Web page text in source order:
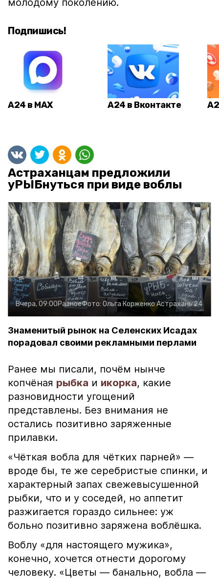
молодому поколению.
Подпишись!
А24 в MAX А24 в Вконтакте
Астраханцам предложили
уРЫБнуться при виде воблы
Вчера, 09:00РазноеФото: Ольга КорженкоАстрахань 24
Знаменитый рынок на Селенских Исадах
порадовал своими рекламными перлами
Ранее мы писали, почём нынче
копчёная рыбка и икорка, какие
разновидности угощений
представлены. Без внимания не
остались позитивно заряженные
прилавки.
«Чёткая вобла для чётких парней» —
вроде бы, те же серебристые спинки, и
характерный запах свежевысушенной
рыбки, что и у соседей, но аппетит
разжигается гораздо сильнее: уж
больно позитивно заряжена воблёшка.
Воблу «для настоящего мужика»,
конечно, хочется отнести дорогому
человеку. «Цветы — банально, вобла —